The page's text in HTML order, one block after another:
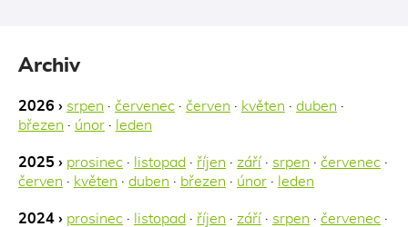
Archiv
2026 › srpen · červenec · červen · květen · duben ·
březen · únor · leden
2025 › prosinec · listopad · říjen · září · srpen · červenec ·
červen · květen · duben · březen · únor · leden
2024 › prosinec · listopad · říjen · září · srpen · červenec ·